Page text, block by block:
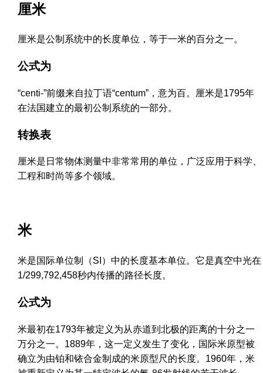
厘米
厘米是公制系统中的长度单位，等于一米的百分之一。
公式为
“centi-”前缀来自拉丁语“centum”，意为百。厘米是1795年
在法国建立的最初公制系统的一部分。
转换表
厘米是日常物体测量中非常常用的单位，广泛应用于科学、
工程和时尚等多个领域。
米
米是国际单位制（SI）中的长度基本单位。它是真空中光在
1/299,792,458秒内传播的路径长度。
公式为
米最初在1793年被定义为从赤道到北极的距离的十分之一
万分之一。1889年，这一定义发生了变化，国际米原型被
确立为由铂和铱合金制成的米原型尺的长度。1960年，米